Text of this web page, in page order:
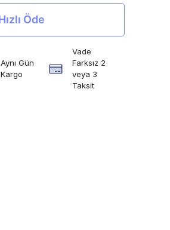
Aynı Gün
Kargo
Vade
Farksız 2
veya 3
Taksit